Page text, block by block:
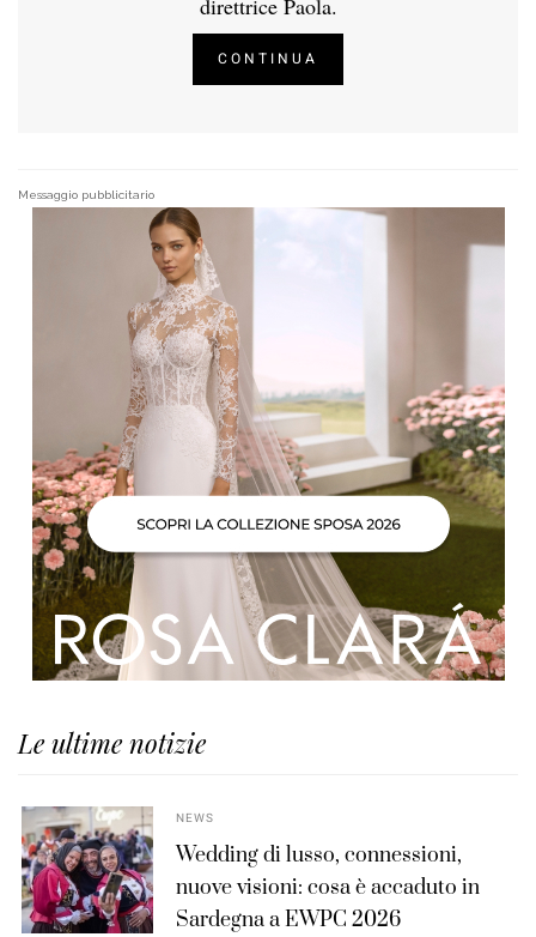
CONTINUA
Messaggio pubblicitario
Le ultime notizie
NEWS
Wedding di lusso, connessioni,
nuove visioni: cosa è accaduto in
Sardegna a EWPC 2026